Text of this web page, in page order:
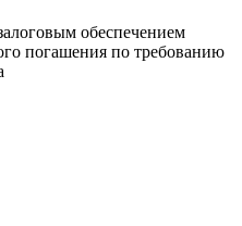
обеспечением
погашения по требованию